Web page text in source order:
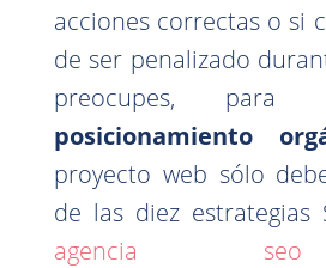
acciones correctas o si
de ser penalizado
preocupes, para
posicionamiento
proyecto web sólo
de las diez estrategias
agencia seo